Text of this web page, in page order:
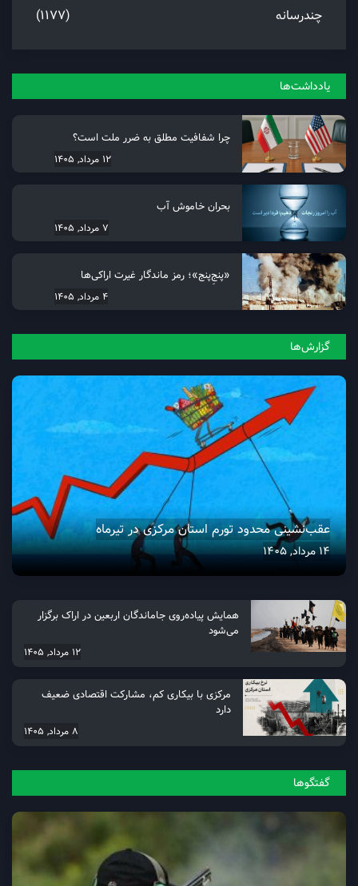
چندرسانه
(1177)
یادداشت‌ها
چرا شفافیت مطلق به ضرر ملت است؟
12 مرداد, 1405
بحران خاموش آب
7 مرداد, 1405
«پنجِ‌پنج»؛ رمز ماندگار غیرت اراکی‌ها
4 مرداد, 1405
گزارش‌ها
عقب‌نشینی محدود تورم استان مرکزی در تیرماه
14 مرداد, 1405
همایش پیاده‌روی جاماندگان اربعین در اراک برگزار
می‌شود
12 مرداد, 1405
مرکزی با بیکاری کم، مشارکت اقتصادی ضعیف
دارد
8 مرداد, 1405
گفتگو‌ها